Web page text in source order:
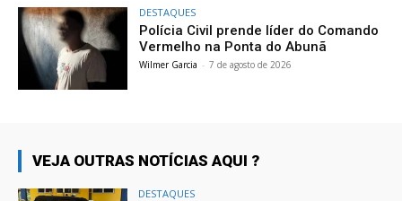
DESTAQUES
Polícia Civil prende líder do Comando
Vermelho na Ponta do Abunã
Wilmer Garcia - 7 de agosto de 2026
VEJA OUTRAS NOTÍCIAS AQUI ?
DESTAQUES